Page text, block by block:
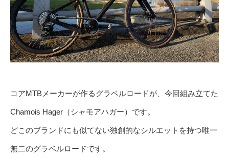
コアMTBメーカーが作るグラベルロードが、今回組み立てた
Chamois Hager（シャモアハガー）です。
どこのブランドにも似てない独創的なシルエットを持つ唯一
無二のグラベルロードです。